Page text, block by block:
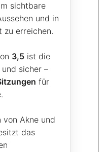
sichtbare
und in
zu erreichen.
3,5 ist die
sicher –
für
von Akne und
das